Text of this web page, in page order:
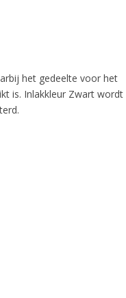
het gedeelte voor het
is. Inlakkleur Zwart wordt